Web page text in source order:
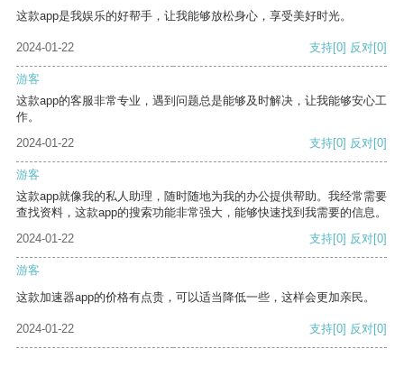
这款app是我娱乐的好帮手，让我能够放松身心，享受美好时光。
2024-01-22 支持[0] 反对[0]
游客
这款app的客服非常专业，遇到问题总是能够及时解决，让我能够安心工
作。
2024-01-22
支持[0] 反对[0]
游客
这款app就像我的私人助理，随时随地为我的办公提供帮助。我经常需要
查找资料，这款app的搜索功能非常强大，能够快速找到我需要的信息。
2024-01-22
支持[0] 反对[0]
游客
这款加速器app的价格有点贵，可以适当降低一些，这样会更加亲民。
2024-01-22 支持[0] 反对[0]